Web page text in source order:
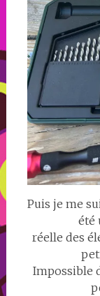
Puis je me
été
réelle des
Impossible